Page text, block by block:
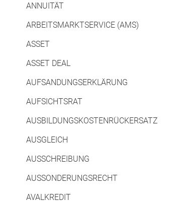
ANNUITÄT
ARBEITSMARKTSERVICE (AMS)
ASSET
ASSET DEAL
AUFSANDUNGSERKLÄRUNG
AUFSICHTSRAT
AUSBILDUNGSKOSTENRÜCKERSATZ
AUSGLEICH
AUSSCHREIBUNG
AUSSONDERUNGSRECHT
AVALKREDIT